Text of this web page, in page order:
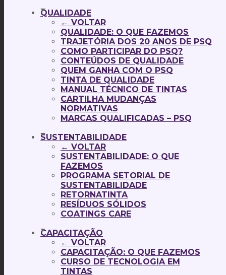
QUALIDADE
← VOLTAR
QUALIDADE: O QUE FAZEMOS
TRAJETÓRIA DOS 20 ANOS DE PSQ
COMO PARTICIPAR DO PSQ?
CONTEÚDOS DE QUALIDADE
QUEM GANHA COM O PSQ
TINTA DE QUALIDADE
MANUAL TÉCNICO DE TINTAS
CARTILHA MUDANÇAS
NORMATIVAS
MARCAS QUALIFICADAS – PSQ
SUSTENTABILIDADE
← VOLTAR
SUSTENTABILIDADE: O QUE
FAZEMOS
PROGRAMA SETORIAL DE
SUSTENTABILIDADE
RETORNATINTA
RESÍDUOS SÓLIDOS
COATINGS CARE
CAPACITAÇÃO
← VOLTAR
CAPACITAÇÃO: O QUE FAZEMOS
CURSO DE TECNOLOGIA EM
TINTAS